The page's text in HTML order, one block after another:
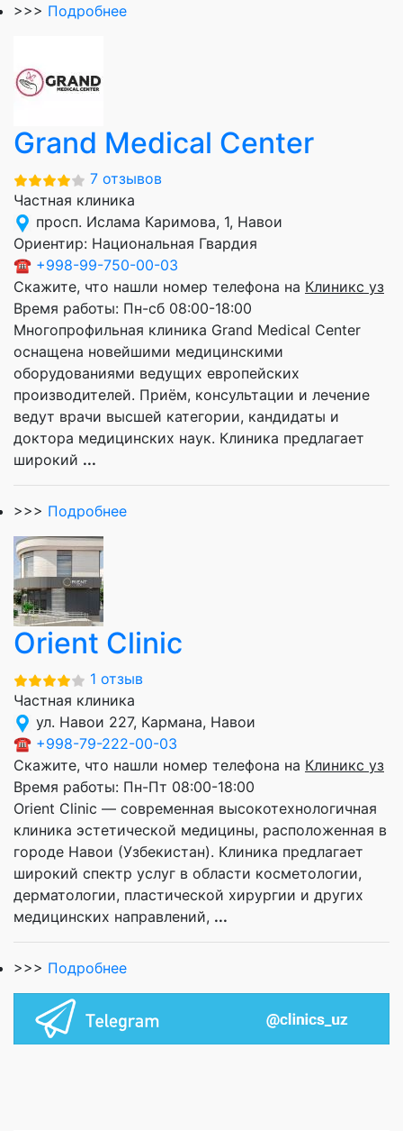
>>> Подробнее
Grand Medical Center
7 отзывов
Частная клиника
просп. Ислама Каримова, 1, Навои
Ориентир: Национальная Гвардия
☎ +998-99-750-00-03
Скажите, что нашли номер телефона на Клиникс уз
Время работы: Пн-сб 08:00-18:00
Многопрофильная клиника Grand Medical Center
оснащена новейшими медицинскими
оборудованиями ведущих европейских
производителей. Приём, консультации и лечение
ведут врачи высшей категории, кандидаты и
доктора медицинских наук. Клиника предлагает
широкий ...
>>> Подробнее
Orient Clinic
1 отзыв
Частная клиника
ул. Навои 227, Кармана, Навои
☎ +998-79-222-00-03
Скажите, что нашли номер телефона на Клиникс уз
Время работы: Пн-Пт 08:00-18:00
Orient Clinic — современная высокотехнологичная
клиника эстетической медицины, расположенная в
городе Навои (Узбекистан). Клиника предлагает
широкий спектр услуг в области косметологии,
дерматологии, пластической хирургии и других
медицинских направлений, ...
>>> Подробнее